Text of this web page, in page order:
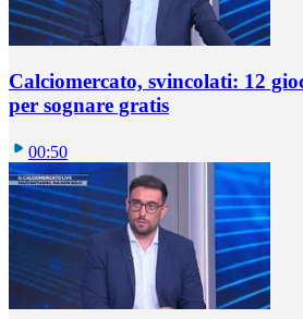
Calciomercato, svincolati: 12
per sognare gratis
00:50